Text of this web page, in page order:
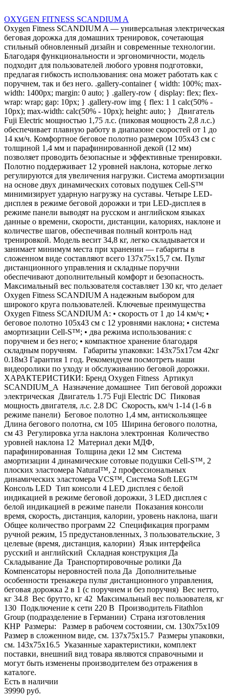
OXYGEN FITNESS SCANDIUM A
Oxygen Fitness SCANDIUM A — универсальная электрическая
беговая дорожка для домашних тренировок, сочетающая
стильный обновленный дизайн и современные технологии.
Благодаря функциональности и эргономичности, модель
подходит для пользователей любого уровня подготовки,
предлагая гибкость использования: она может работать как с
поручнем, так и без него. .gallery-container { width: 100%; max-
width: 1400px; margin: 0 auto; } .gallery-row { display: flex; flex-
wrap: wrap; gap: 10px; } .gallery-row img { flex: 1 1 calc(50% -
10px); max-width: calc(50% - 10px); height: auto; } Двигатель
Fuji Electric мощностью 1,75 л.с. (пиковая мощность 2,8 л.с.)
обеспечивает плавную работу в диапазоне скоростей от 1 до
14 км/ч. Комфортное беговое полотно размером 105х43 см с
толщиной 1,4 мм и парафинированной декой (12 мм)
позволяет проводить безопасные и эффективные тренировки.
Полотно поддерживает 12 уровней наклона, которые легко
регулируются для увеличения нагрузки. Система амортизации
на основе двух динамических сотовых подушек Cell-S™
минимизирует ударную нагрузку на суставы. Четыре LED-
дисплея в режиме беговой дорожки и три LED-дисплея в
режиме панели выводят на русском и английском языках
данные о времени, скорости, дистанции, калориях, наклоне и
количестве шагов, обеспечивая полный контроль над
тренировкой. Модель весит 34,8 кг, легко складывается и
занимает минимум места при хранении — габариты в
сложенном виде составляют всего 137х75х15,7 см. Пульт
дистанционного управления и складные поручни
обеспечивают дополнительный комфорт и безопасность.
Максимальный вес пользователя составляет 130 кг, что делает
Oxygen Fitness SCANDIUM A надежным выбором для
широкого круга пользователей. Ключевые преимущества
Oxygen Fitness SCANDIUM A: • скорость от 1 до 14 км/ч; •
беговое полотно 105х43 см с 12 уровнями наклона; • система
амортизации Cell-S™; • два режима использования: с
поручнем и без него; • компактное хранение благодаря
складным поручням. Габариты упаковки: 143х75х17см 42кг
0.18м3 Гарантия 1 год. Рекомендуем посмотреть наши
видеоролики по уходу и обслуживанию беговой дорожки.
ХАРАКТЕРИСТИКИ: Бренд Oxygen Fitness Артикул
SCANDIUM_A Назначение домашнее Тип беговой дорожки
электрическая Двигатель 1.75 Fuji Electric DC Пиковая
мощность двигателя, л.с. 2.8 DC Скорость, км/ч 1-14 (1-6 в
режиме панели) Беговое полотно 1,4 мм, антискользящее
Длина бегового полотна, см 105 Ширина бегового полотна,
см 43 Регулировка угла наклона электронная Количество
уровней наклона 12 Материал деки МДФ,
парафинированная Толщина деки 12 мм Система
амортизации 4 динамические сотовые подушки Cell-S™, 2
плоских эластомера Natural™, 2 профессиональных
динамических эластомера VCS™, Система Soft LEG™
Консоль LED Тип консоли 4 LED дисплея с белой
индикацией в режиме беговой дорожки, 3 LED дисплея с
белой индикацией в режиме панели Показания консоли
время, скорость, дистанция, калории, уровень наклона, шаги
Общее количество программ 22 Спецификация программ
ручной режим, 15 предустановленных, 3 пользовательские, 3
целевые (время, дистанция, калории) Язык интерфейса
русский и английский Складная конструкция Да
Складывание Да Транспортировочные ролики Да
Компенсаторы неровностей пола Да Дополнительные
особенности тренажера пульт дистанционного управления,
беговая дорожка 2 в 1 (с поручнем и без поручня) Вес нетто,
кг 34.8 Вес брутто, кг 42 Максимальный вес пользователя, кг
130 Подключение к сети 220 В Производитель Fitathlon
Group (подразделение в Германии) Страна изготовления
КНР Размеры: Размер в рабочем состоянии, см. 130х75x109
Размер в сложенном виде, см. 137х75x15.7 Размеры упаковки,
см. 143х75x16.5 Указанные характеристики, комплект
поставки, внешний вид товара являются справочными и
могут быть изменены производителем без отражения в
каталоге.
Есть в наличии
39990 руб.